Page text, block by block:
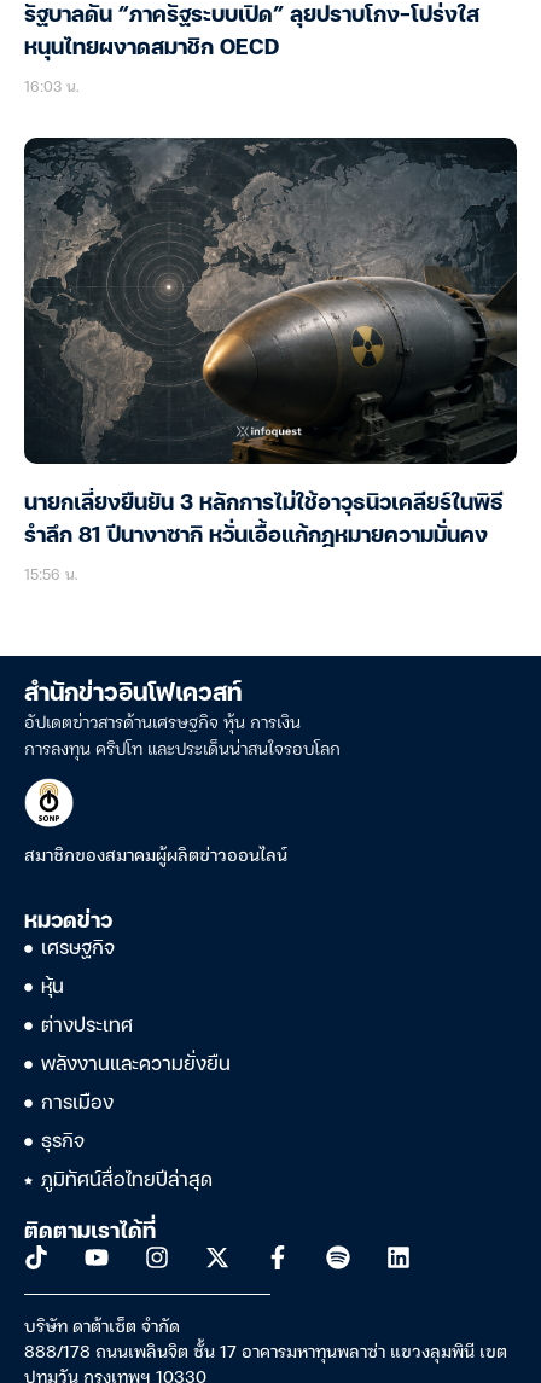
รัฐบาลดัน “ภาครัฐระบบเปิด” ลุยปราบโกง-โปร่งใส
หนุนไทยผงาดสมาชิก OECD
16:03 น.
นายกเลี่ยงยืนยัน 3 หลักการไม่ใช้อาวุธนิวเคลียร์ในพิธี
รำลึก 81 ปีนางาซากิ หวั่นเอื้อแก้กฎหมายความมั่นคง
15:56 น.
สำนักข่าวอินโฟเควสท์
อัปเดตข่าวสารด้านเศรษฐกิจ หุ้น การเงิน
การลงทุน คริปโท และประเด็นน่าสนใจรอบโลก
สมาชิกของสมาคมผู้ผลิตข่าวออนไลน์
หมวดข่าว
เศรษฐกิจ
หุ้น
ต่างประเทศ
พลังงานและความยั่งยืน
การเมือง
ธุรกิจ
ภูมิทัศน์สื่อไทยปีล่าสุด
ติดตามเราได้ที่
บริษัท ดาต้าเซ็ต จำกัด
888/178 ถนนเพลินจิต ชั้น 17 อาคารมหาทุนพลาซ่า แขวงลุมพินี เขต
ปทุมวัน กรุงเทพฯ 10330